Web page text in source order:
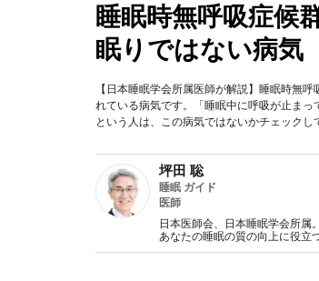
睡眠時無呼吸症候
眠りではない病気
【日本睡眠学会所属医師が解説】睡眠時無
れている病気です。「睡眠中に呼吸が止まっ
という人は、この病気ではないかチェック
坪田 聡
睡眠 ガイド
医師
日本医師会、日本睡眠学会所属
あなたの睡眠の質の向上に役立
にご紹介します。